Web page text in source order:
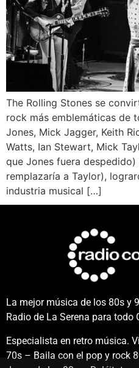
The Rolling Stones se
rock más emblemáticas de
Jones, Mick Jagger, Keith
Watts, Ian Stewart, Mick
que Jones fuera
remplazaría a Taylor),
industria musical […]
La mejor música de los 80s y
Radio de La Serena para todo
Especialista en retro música.
70s – Baila con el pop y rock